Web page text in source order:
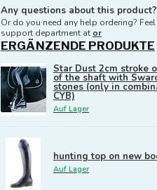
Any questions about this product?
Or do you need any help ordering?
support department at or
ERGÄNZENDE PRODUKTE
Star Dust 2cm stroke
of the shaft with
stones (only in
CYB)
Auf Lager
hunting top on new
Auf Lager